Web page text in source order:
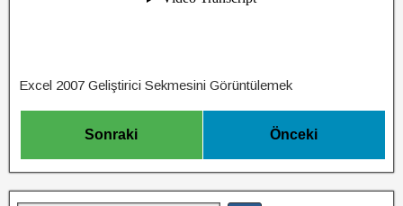
Excel 2007 Geliştirici Sekmesini Görüntülemek
Sonraki Önceki